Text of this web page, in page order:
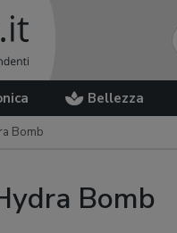
Bellezza
Bomb
Bomb